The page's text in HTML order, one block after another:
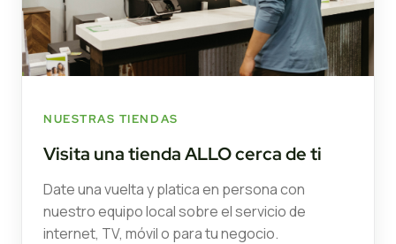
NUESTRAS TIENDAS
Visita una tienda ALLO cerca de ti
Date una vuelta y platica en persona con
nuestro equipo local sobre el servicio de
internet, TV, móvil o para tu negocio.